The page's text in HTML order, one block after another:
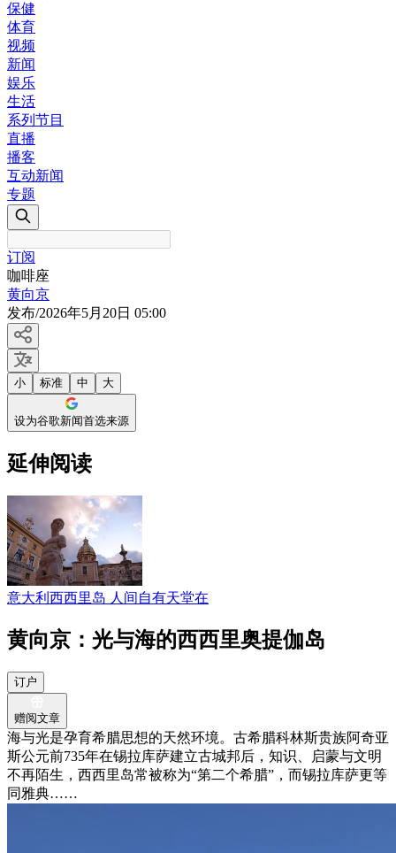
保健
体育
视频
新闻
娱乐
生活
系列节目
直播
播客
互动新闻
专题
订阅
咖啡座
黄向京
发布/2026年5月20日 05:00
小 标准 中 大
设为谷歌新闻首选来源
延伸阅读
意大利西西里岛 人间自有天堂在
黄向京：光与海的西西里奥提伽岛
订户
赠阅文章
海与光是孕育希腊思想的天然环境。古希腊科林斯贵族阿奇亚
斯公元前735年在锡拉库萨建立古城邦后，知识、启蒙与文明
不再陌生，西西里岛常被称为“第二个希腊”，而锡拉库萨更等
同雅典……